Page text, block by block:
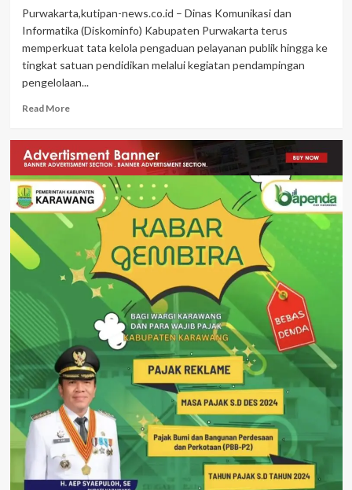
Pajak
Purwakarta,kutipan-news.co.id – Dinas Komunikasi dan
Informatika (Diskominfo) Kabupaten Purwakarta terus
memperkuat tata kelola pengaduan pelayanan publik hingga ke
tingkat satuan pendidikan melalui kegiatan pendampingan
pengelolaan...
Read MoreRead
Tingkatkan
Kualitas
Layanan
Publik,
Diskominfo
Purwakarta
Dampingi
SDN
Ciwangi
Kelola
Pengaduan
SP4N-
LAPOR!